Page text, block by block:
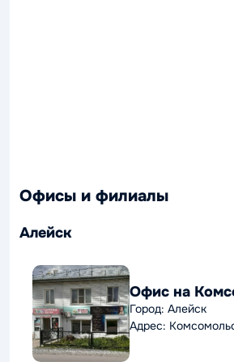
Офисы и филиалы
Алейск
Офис на
Город: Алейск
Адрес: